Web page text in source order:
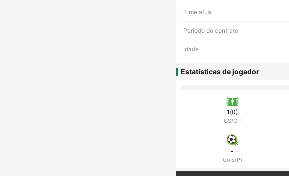
Time atual
Período do contrato
Idade
Estatísticas de jogador
1(0)
GS/GP
-
Gols(P)